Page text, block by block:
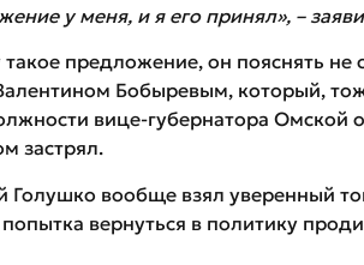
у меня, и я его принял», –
предложение, он пояснять не
Бобыревым, который,
вице-губернатора Омской
застрял.
Голушко вообще взял уверенный
вернуться в политику